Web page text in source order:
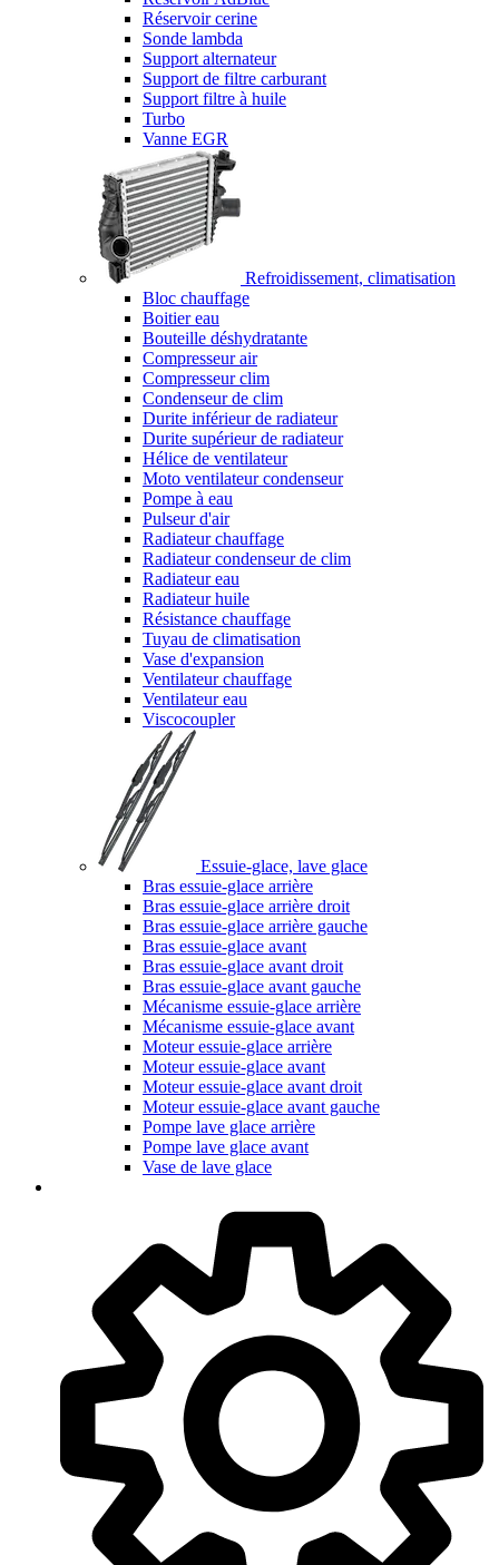
Réservoir cerine
Sonde lambda
Support alternateur
Support de filtre carburant
Support filtre à huile
Turbo
Vanne EGR
Refroidissement, climatisation
Bloc chauffage
Boitier eau
Bouteille déshydratante
Compresseur air
Compresseur clim
Condenseur de clim
Durite inférieur de radiateur
Durite supérieur de radiateur
Hélice de ventilateur
Moto ventilateur condenseur
Pompe à eau
Pulseur d'air
Radiateur chauffage
Radiateur condenseur de clim
Radiateur eau
Radiateur huile
Résistance chauffage
Tuyau de climatisation
Vase d'expansion
Ventilateur chauffage
Ventilateur eau
Viscocoupler
Essuie-glace, lave glace
Bras essuie-glace arrière
Bras essuie-glace arrière droit
Bras essuie-glace arrière gauche
Bras essuie-glace avant
Bras essuie-glace avant droit
Bras essuie-glace avant gauche
Mécanisme essuie-glace arrière
Mécanisme essuie-glace avant
Moteur essuie-glace arrière
Moteur essuie-glace avant
Moteur essuie-glace avant droit
Moteur essuie-glace avant gauche
Pompe lave glace arrière
Pompe lave glace avant
Vase de lave glace